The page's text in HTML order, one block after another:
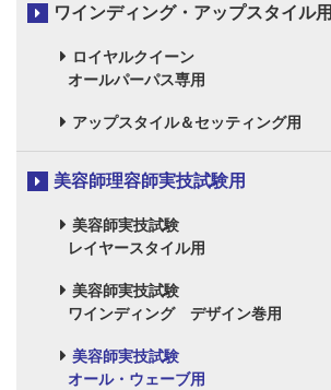
ワインディング・アップスタイル用
ロイヤルクイーン
オールパーパス専用
アップスタイル＆セッティング用
美容師理容師実技試験用
美容師実技試験
レイヤースタイル用
美容師実技試験
ワインディング デザイン巻用
美容師実技試験
オール・ウェーブ用